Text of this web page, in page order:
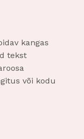
kangas
tekst
või kodu